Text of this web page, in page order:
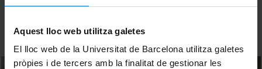
Aquest lloc web utilitza galetes
El lloc web de la Universitat de Barcelona utilitza galetes
pròpies i de tercers amb la finalitat de gestionar les
Ordenar